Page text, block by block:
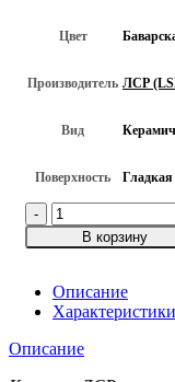
Цвет
Производитель ЛСР
Вид
Поверхность Гладкая
Количество
товара
Кирпич
пустотелый
ЛСР
Темно-
В корзину
Описание
Характеристики
Описание